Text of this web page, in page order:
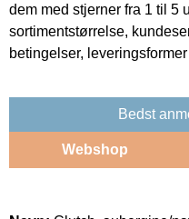
dem med stjerner fra 1 til 5
sortimentstørrelse,
betingelser,
Bedst
Webshop